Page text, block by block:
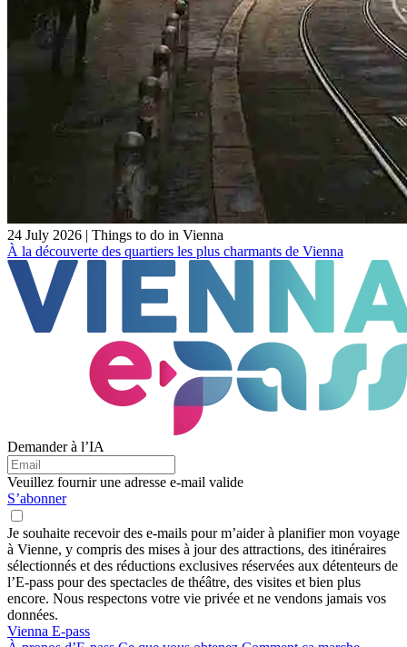
24 July 2026 | Things to do in Vienna
À la découverte des quartiers les plus charmants de Vienna
Demander à l’IA
Veuillez fournir une adresse e-mail valide
S’abonner
Je souhaite recevoir des e-mails pour m’aider à planifier mon voyage
à Vienne, y compris des mises à jour des attractions, des itinéraires
sélectionnés et des réductions exclusives réservées aux détenteurs de
l’E-pass pour des spectacles de théâtre, des visites et bien plus
encore. Nous respectons votre vie privée et ne vendons jamais vos
données.
Vienna E-pass